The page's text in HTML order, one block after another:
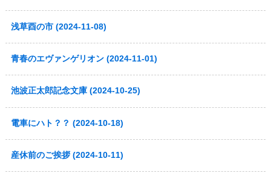
浅草酉の市 (2024-11-08)
青春のエヴァンゲリオン (2024-11-01)
池波正太郎記念文庫 (2024-10-25)
電車にハト？？ (2024-10-18)
産休前のご挨拶 (2024-10-11)